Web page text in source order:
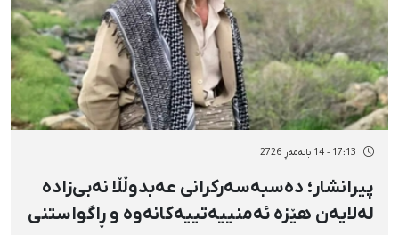
17:13 - 14 بانەمەڕ 2726
پیرانشار؛ دەسبەسەرکرانی عەبدوڵڵا نەبی‌زادە
لەلایەن هێزە ئەمنییەتییەکانەوە و ڕاگواستنی